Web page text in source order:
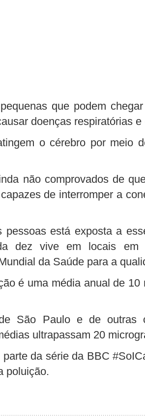
que podem
doenças respiratórias
o cérebro por meio
não comprovados de
de interromper a
pessoas está exposta a
dez vive em locais
da Saúde para a
é uma média anual de
São Paulo e de outras
ultrapassam 20
da série da BBC
poluição.